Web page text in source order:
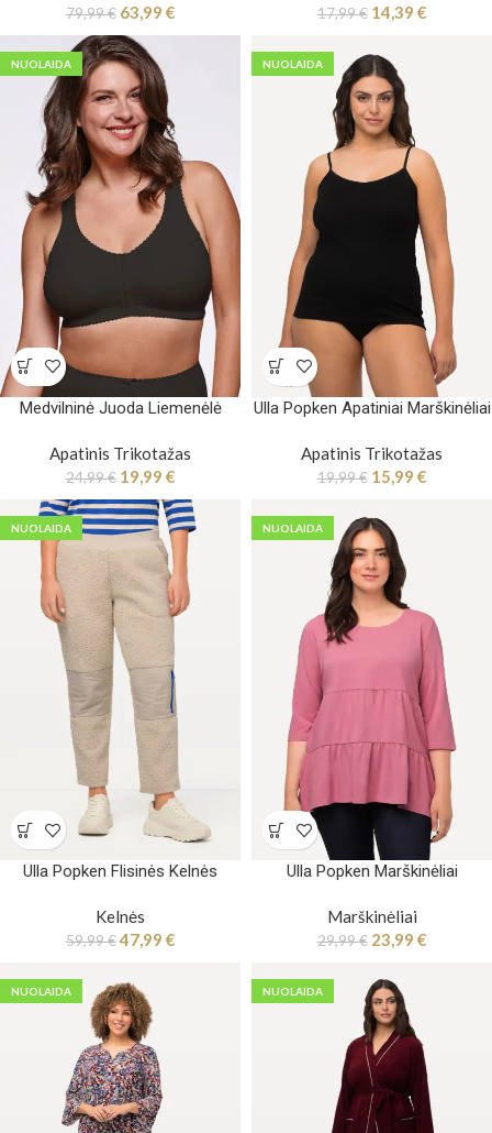
79,99€ 63,99 € 17,99€ 14,39 €
NUOLAIDA
Medvilninė Juoda Liemenėlė
Apatinis Trikotažas
24,99€ 19,99 €
NUOLAIDA
Ulla Popken Apatiniai Marškinėliai
Apatinis Trikotažas
19,99€ 15,99 €
NUOLAIDA
Ulla Popken Flisinės Kelnės
Kelnės
59,99€47,99 €
NUOLAIDA
Ulla Popken Marškinėliai
Marškinėliai
29,99€ 23,99 €
NUOLAIDA NUOLAIDA